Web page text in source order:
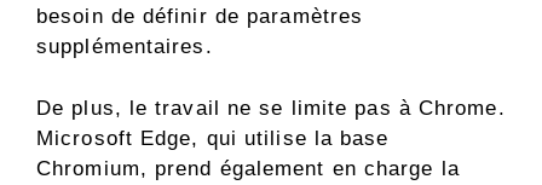
besoin de définir de paramètres
supplémentaires.
De plus, le travail ne se limite pas à Chrome.
Microsoft Edge, qui utilise la base
Chromium, prend également en charge la